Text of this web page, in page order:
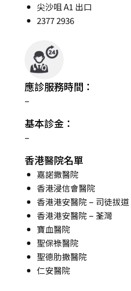
尖沙咀 A1 出口
2377 2936
應診服務時間：
–
基本診金：
–
香港醫院名單
嘉諾撒醫院
香港浸信會醫院
香港港安醫院 – 司徒拔道
香港港安醫院 – 荃灣
寶血醫院
聖保祿醫院
聖德肋撒醫院
仁安醫院